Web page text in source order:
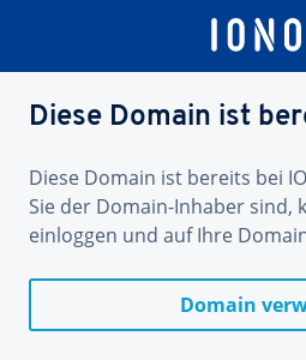
Diese Domain ist
Diese Domain ist bereits bei
Sie der Domain-Inhaber sind,
einloggen und auf Ihre
Domain